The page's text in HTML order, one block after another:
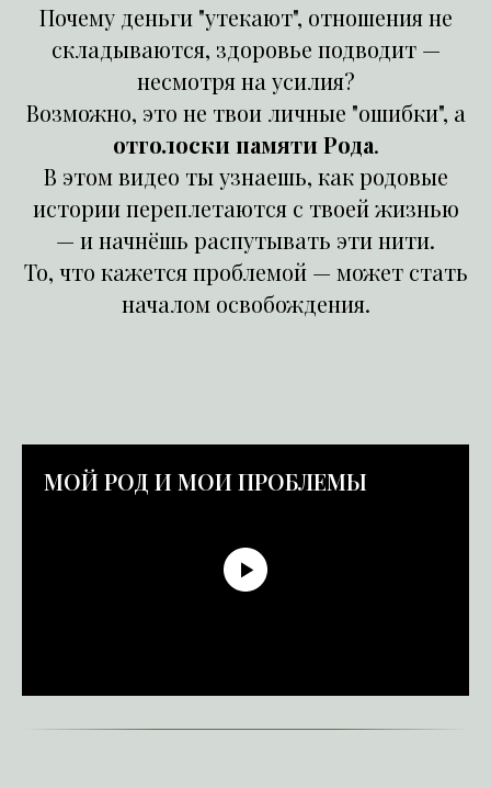
Почему деньги "утекают", отношения не
складываются, здоровье подводит —
несмотря на усилия?
Возможно, это не твои личные "ошибки", а
отголоски памяти Рода.
В этом видео ты узнаешь, как родовые
истории переплетаются с твоей жизнью
— и начнёшь распутывать эти нити.
То, что кажется проблемой — может стать
началом освобождения.
МОЙ РОД И МОИ ПРОБЛЕМЫ